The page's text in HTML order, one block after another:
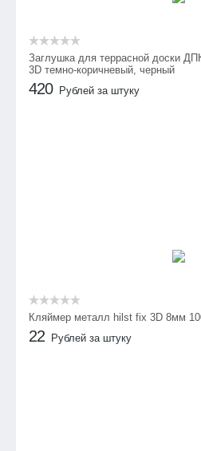
Заглушка для террасной доски
3D темно-коричневый, черный
420 Рублей за штуку
Кляймер металл hilst fix 3D 8мм
22 Рублей за штуку